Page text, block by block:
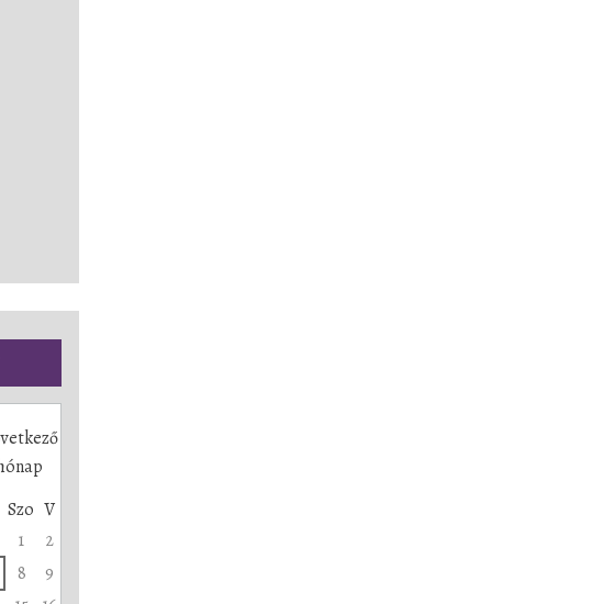
Szo V
1
2
8
9